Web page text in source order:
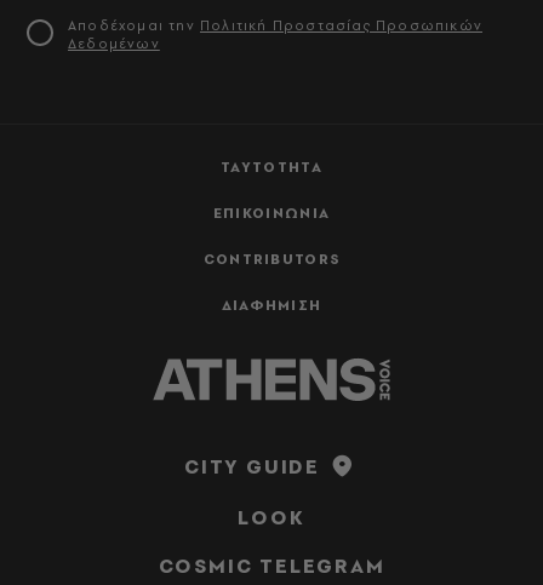
ΤΑΥΤΟΤΗΤΑ
ΕΠΙΚΟΙΝΩΝΙΑ
CONTRIBUTORS
ΔΙΑΦΗΜΙΣΗ
Αποδέχομαι την Πολιτική Προστασίας Προσωπικών
Δεδομένων
CITY GUIDE
LOOK
COSMIC TELEGRAM